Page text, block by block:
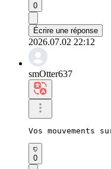
0
Écrire une réponse
2026.07.02 22:12
smOtter637
Vos mouvements
0